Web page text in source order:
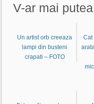
V-ar mai
Un artist orb creeaza
lampi din busteni
crapati – FOTO
Cat